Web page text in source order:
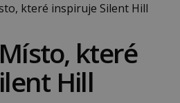
které inspiruje Silent Hill
které
Hill